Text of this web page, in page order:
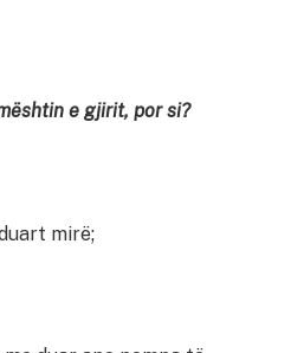
e gjirit, por si?
mirë;